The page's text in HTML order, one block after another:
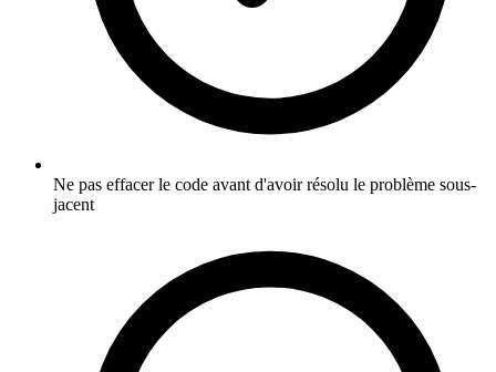
Ne pas effacer le code avant d'avoir résolu le problème sous-
jacent